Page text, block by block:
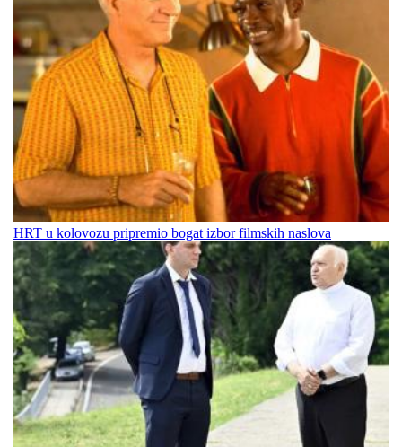
HRT u kolovozu pripremio bogat izbor filmskih naslova